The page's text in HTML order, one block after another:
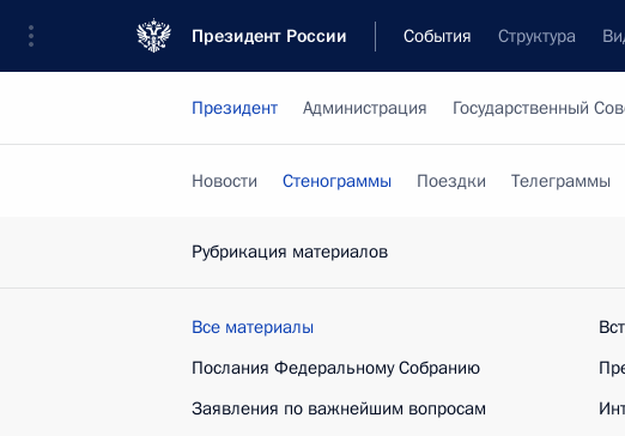
Президент России События Структура
Президент Администрация Государственный
Новости Стенограммы Поездки Телеграммы
Рубрикация материалов
Все материалы
Послания Федеральному Собранию
Заявления по важнейшим вопросам